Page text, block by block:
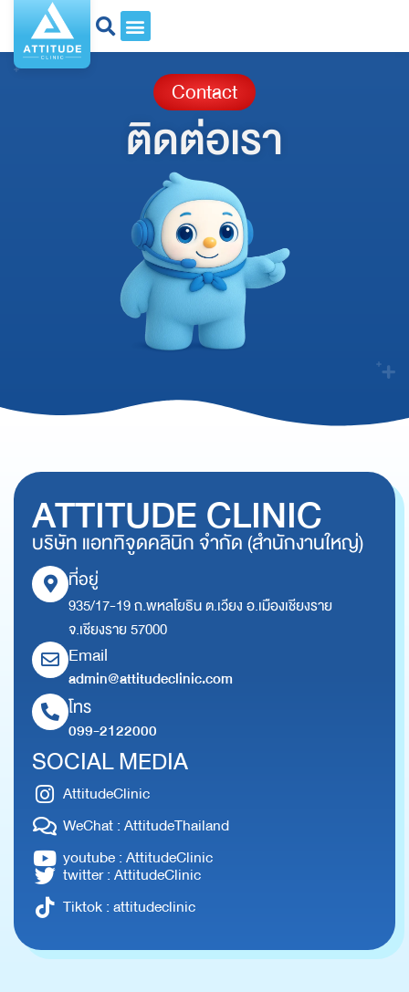
Contact
ติดต่อเรา
ATTITUDE CLINIC
บริษัท แอททิจูดคลินิก จำกัด (สำนักงานใหญ่)
ที่อยู่
935/17-19 ถ.พหลโยธิน ต.เวียง อ.เมืองเชียงราย
จ.เชียงราย 57000
Email
admin@attitudeclinic.com
โทร
099-2122000
SOCIAL MEDIA
AttitudeClinic
WeChat : AttitudeThailand
youtube : AttitudeClinic
twitter : AttitudeClinic
Tiktok : attitudeclinic